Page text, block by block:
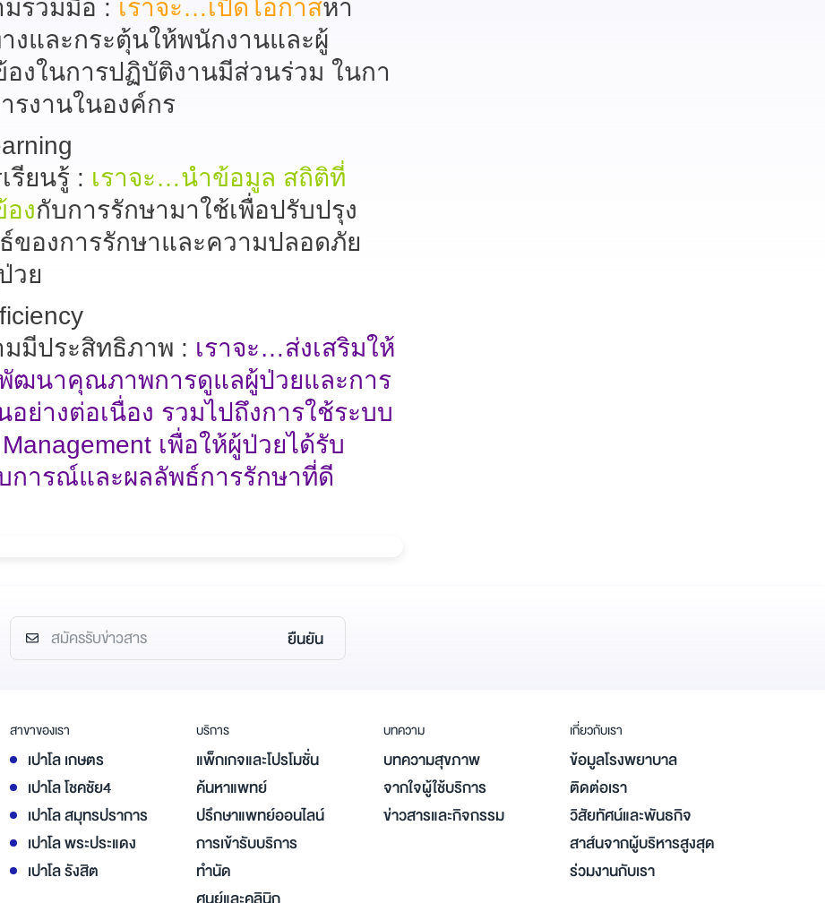
ร่วมมือ : เราจะ…เปิดโอกาสหา
งและกระตุ้นให้พนักงานและผู้
องในการปฏิบัติงานมีส่วนร่วม ในกา
รงานในองค์กร
รียนรู้ : เราจะ…นำข้อมูล สถิติที่
องกับการรักษามาใช้เพื่อปรับปรุง
ของการรักษาและความปลอดภัย
วย
มีประสิทธิภาพ : เราจะ…ส่งเสริมให้
ฒนาคุณภาพการดูแลผู้ป่วยและการ
อย่างต่อเนื่อง รวมไปถึงการใช้ระบบ
เพื่อให้ผู้ป่วยได้รับ
การณ์และผลลัพธ์การรักษาที่ดี
ยืนยัน
สาขาของเรา
เปาโล เกษตร
เปาโล โชคชัย4
เปาโล สมุทรปราการ
เปาโล พระประแดง
เปาโล รังสิต
บริการ
แพ็กเกจและโปรโมชั่น
ค้นหาแพทย์
ปรึกษาแพทย์ออนไลน์
การเข้ารับบริการ
ทำนัด
บทความ
บทความสุขภาพ
จากใจผู้ใช้บริการ
ข่าวสารและกิจกรรม
เกี่ยวกับเรา
ข้อมูลโรงพยาบาล
ติดต่อเรา
วิสัยทัศน์และพันธกิจ
สาส์นจากผู้บริหารสูงสุด
ร่วมงานกับเรา